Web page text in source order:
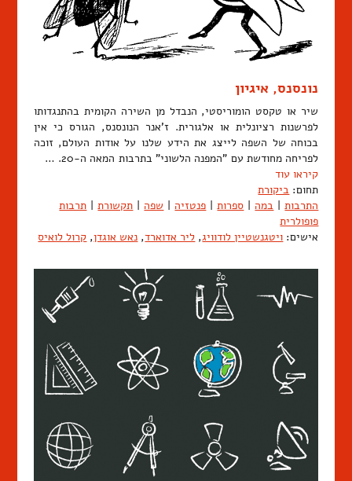
נונסנס, איגיון
שיר או טקסט הומוריסטי, הנבדל מן השירה הקומית בהתנגדותו
לפרשנות רציונלית או אלגורית. ז'אנר הנונסנס, הגורס כי אין
בכוחה של השפה לייצג את הידע שלנו על אודות העולם, זוכה
לפריחה מחודשת עם "המפנה הלשוני" בתרבות המאה ה-20. …
קיראו עוד
תחום: ביקורת
התרבות | במה | ספרות | פנטזיה | שפה | תקשורת | תרבות
פופולרית
אישים: ויטגנשטיין לודוויג, ליר אדוארד, נאש אוגדן, קרול לואיס